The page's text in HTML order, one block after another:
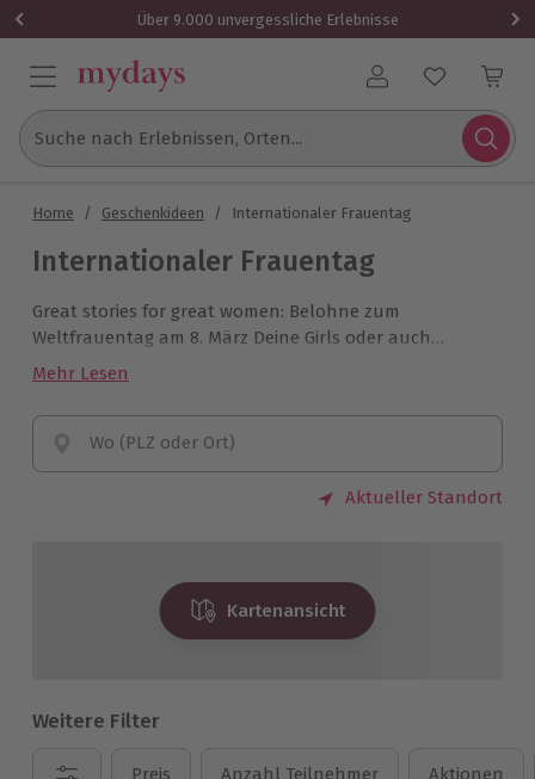
Über 9.000 unvergessliche Erlebnisse
Benutzerkonto
Suche nach Erlebnissen, Orten...
Home / Geschenkideen / Internationaler Frauentag
Internationaler Frauentag
Great stories for great women: Belohne zum
Weltfrauentag am 8. März Deine Girls oder auch
einfach mal Dich selbst dafür, dass Ihr spitze seid. Die
Women’s Stories zu schreiben, findest Du hier!
Mehr Lesen
Wo (PLZ oder Ort)
Aktueller Standort
Kartenansicht
Weitere Filter
Preis Anzahl Teilnehmer Aktionen